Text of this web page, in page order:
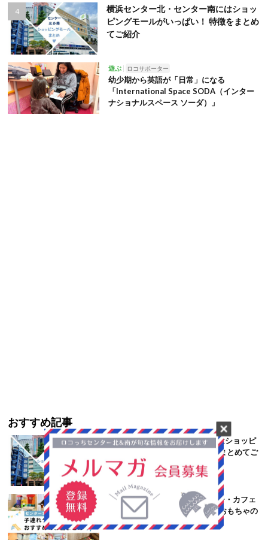
横浜センター北・センター南にはショッ
ピングモールがいっぱい！ 特徴をまとめ
てご紹介
遊ぶ ロコサポーター
幼少期から英語が「日常」になる
「International Space SODA（インター
ナショナルスペース ソーダ）」
おすすめ記事
横浜センター北・センター南にはショッピ
ングモールがいっぱい！ 特徴をまとめてご
紹介
【センター北＆南】子連れランチ・カフェ
におすすめ！ キッズスペースやおもちゃの
あるお店まとめ